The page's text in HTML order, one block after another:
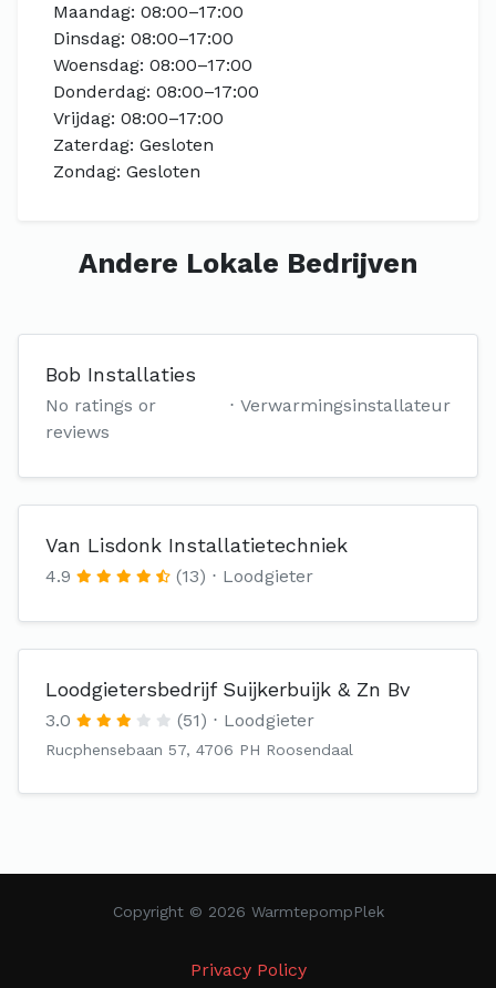
Maandag: 08:00–17:00
Dinsdag: 08:00–17:00
Woensdag: 08:00–17:00
Donderdag: 08:00–17:00
Vrijdag: 08:00–17:00
Zaterdag: Gesloten
Zondag: Gesloten
Andere Lokale Bedrijven
Bob Installaties
No ratings or
reviews
Verwarmingsinstallateur
Van Lisdonk Installatietechniek
4.9 (13) Loodgieter
Loodgietersbedrijf Suijkerbuijk & Zn Bv
3.0 (51) Loodgieter
Rucphensebaan 57, 4706 PH Roosendaal
Copyright © 2026 WarmtepompPlek
Privacy Policy